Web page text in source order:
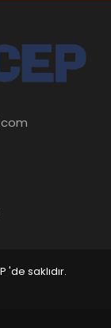
'de saklıdır.